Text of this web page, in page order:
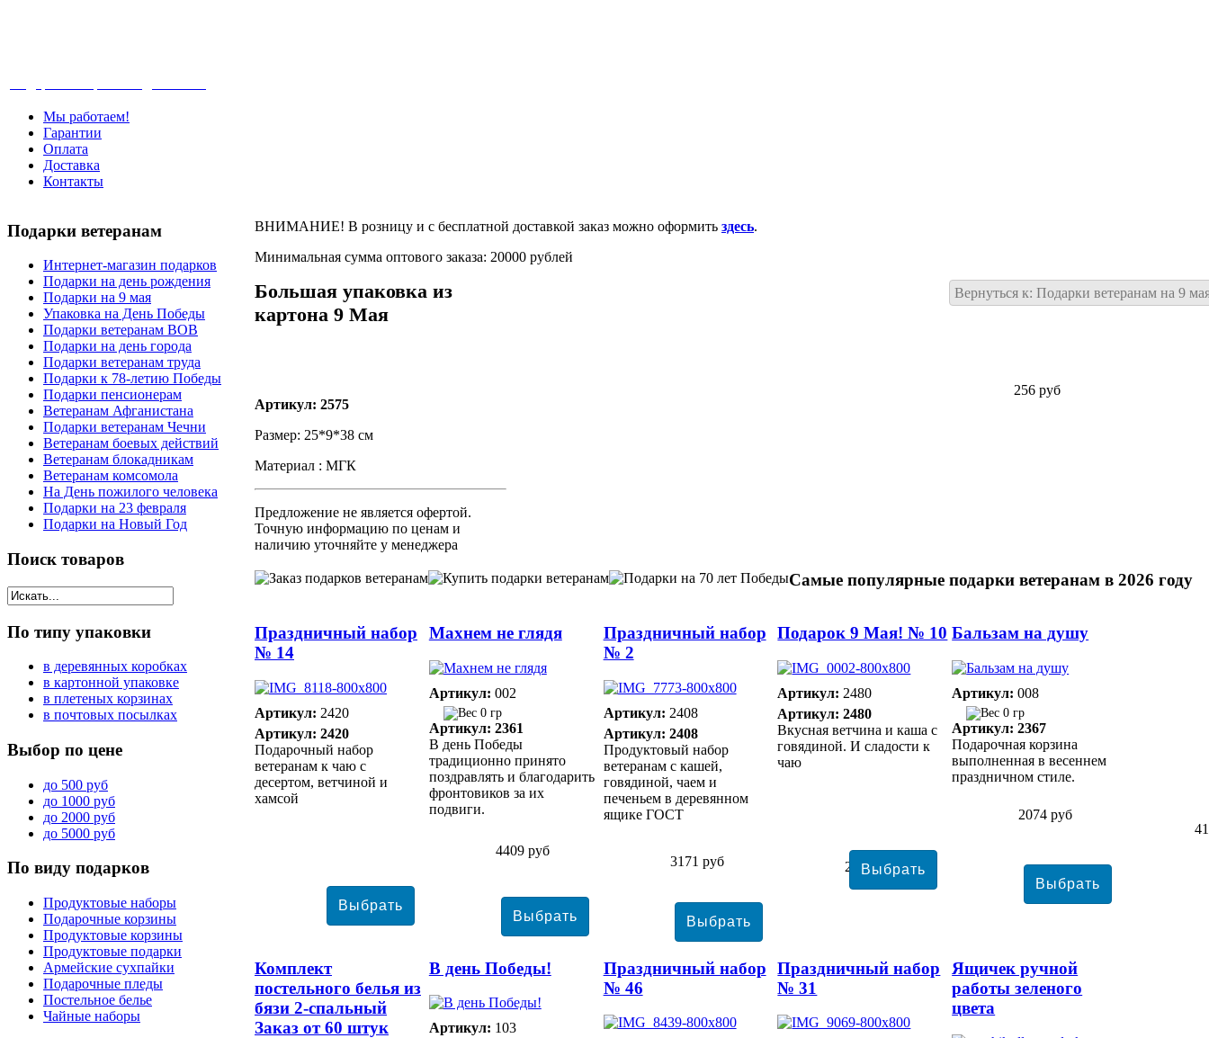
Мы работаем!
Гарантии
Оплата
Доставка
Контакты
ВНИМАНИЕ! В розницу и с бесплатной доставкой заказ можно оформить здесь.
Минимальная сумма оптового заказа: 20000 рублей
Вернуться к: Подарки ветеранам на 9
Большая упаковка из
картона 9 Мая
256 руб
Артикул: 2575
Размер: 25*9*38 см
Материал : МГК
Предложение не является офертой.
Точную информацию по ценам и
наличию уточняйте у менеджера
Самые популярные подарки ветеранам в 2026 году
Праздничный набор
№ 14
Артикул: 2420
Артикул: 2420
Подарочный набор
ветеранам к чаю с
десертом, ветчиной и
хамсой
4409 руб
Махнем не глядя
Артикул: 002
0 гр
Артикул: 2361
В день Победы
традиционно принято
поздравлять и благодарить
фронтовиков за их
подвиги.
3171 руб
Праздничный набор
№ 2
Артикул: 2408
Артикул: 2408
Продуктовый набор
ветеранам с кашей,
говядиной, чаем и
печеньем в деревянном
ящике ГОСТ
2813 руб
Подарок 9 Мая! № 10
Артикул: 2480
Артикул: 2480
Вкусная ветчина и каша с
говядиной. И сладости к
чаю
2074 руб
Бальзам на душу
Артикул: 008
0 гр
Артикул: 2367
Подарочная корзина
выполненная в весеннем
праздничном стиле.
Комплект
постельного белья из
бязи 2-спальный
Заказ от 60 штук
В день Победы!
Артикул: 103
Праздничный набор
№ 46
Праздничный набор
№ 31
Ящичек ручной
работы зеленого
цвета
Подарки ветеранам
Интернет-магазин подарков
Подарки на день рождения
Подарки на 9 мая
Упаковка на День Победы
Подарки ветеранам ВОВ
Подарки на день города
Подарки ветеранам труда
Подарки к 78-летию Победы
Подарки пенсионерам
Ветеранам Афганистана
Подарки ветеранам Чечни
Ветеранам боевых действий
Ветеранам блокадникам
Ветеранам комсомола
На День пожилого человека
Подарки на 23 февраля
Подарки на Новый Год
Поиск товаров
По типу упаковки
в деревянных коробках
в картонной упаковке
в плетеных корзинах
в почтовых посылках
Выбор по цене
до 500 руб
до 1000 руб
до 2000 руб
до 5000 руб
По виду подарков
Продуктовые наборы
Подарочные корзины
Продуктовые корзины
Продуктовые подарки
Армейские сухпайки
Подарочные пледы
Постельное белье
Чайные наборы